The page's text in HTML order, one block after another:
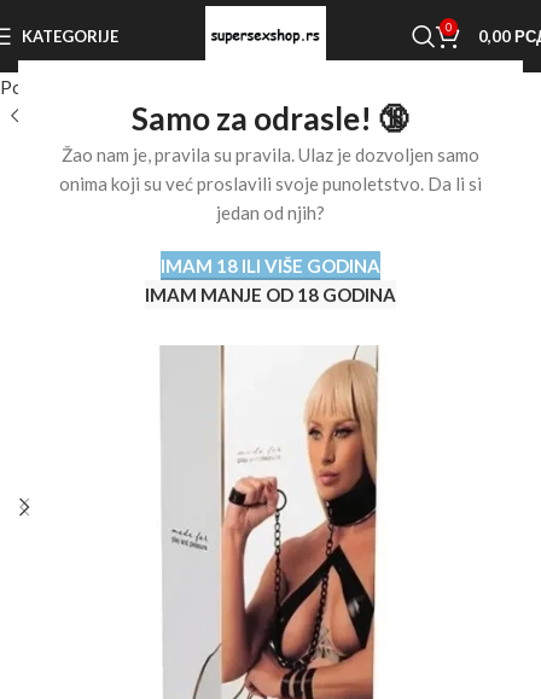
Samo za odrasle! 🔞
Žao nam je, pravila su pravila. Ulaz je dozvoljen samo
onima koji su već proslavili svoje punoletstvo. Da li si
jedan od njih?
IMAM 18 ILI VIŠE GODINA
IMAM MANJE OD 18 GODINA
KATEGORIJE 0 0,00
Početna stranica